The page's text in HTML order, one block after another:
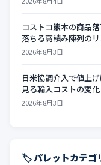
コストコ熊本の商品
落ちる高積み陳列の
2026年8月3日
日米協調介入で値上
見る輸入コストの変化
2026年8月3日
🏷️ パレットカテゴ